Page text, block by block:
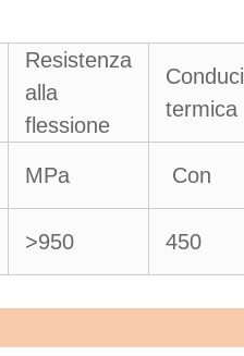
Resistenza
alla
flessione
termica
MPa Con
>950 450